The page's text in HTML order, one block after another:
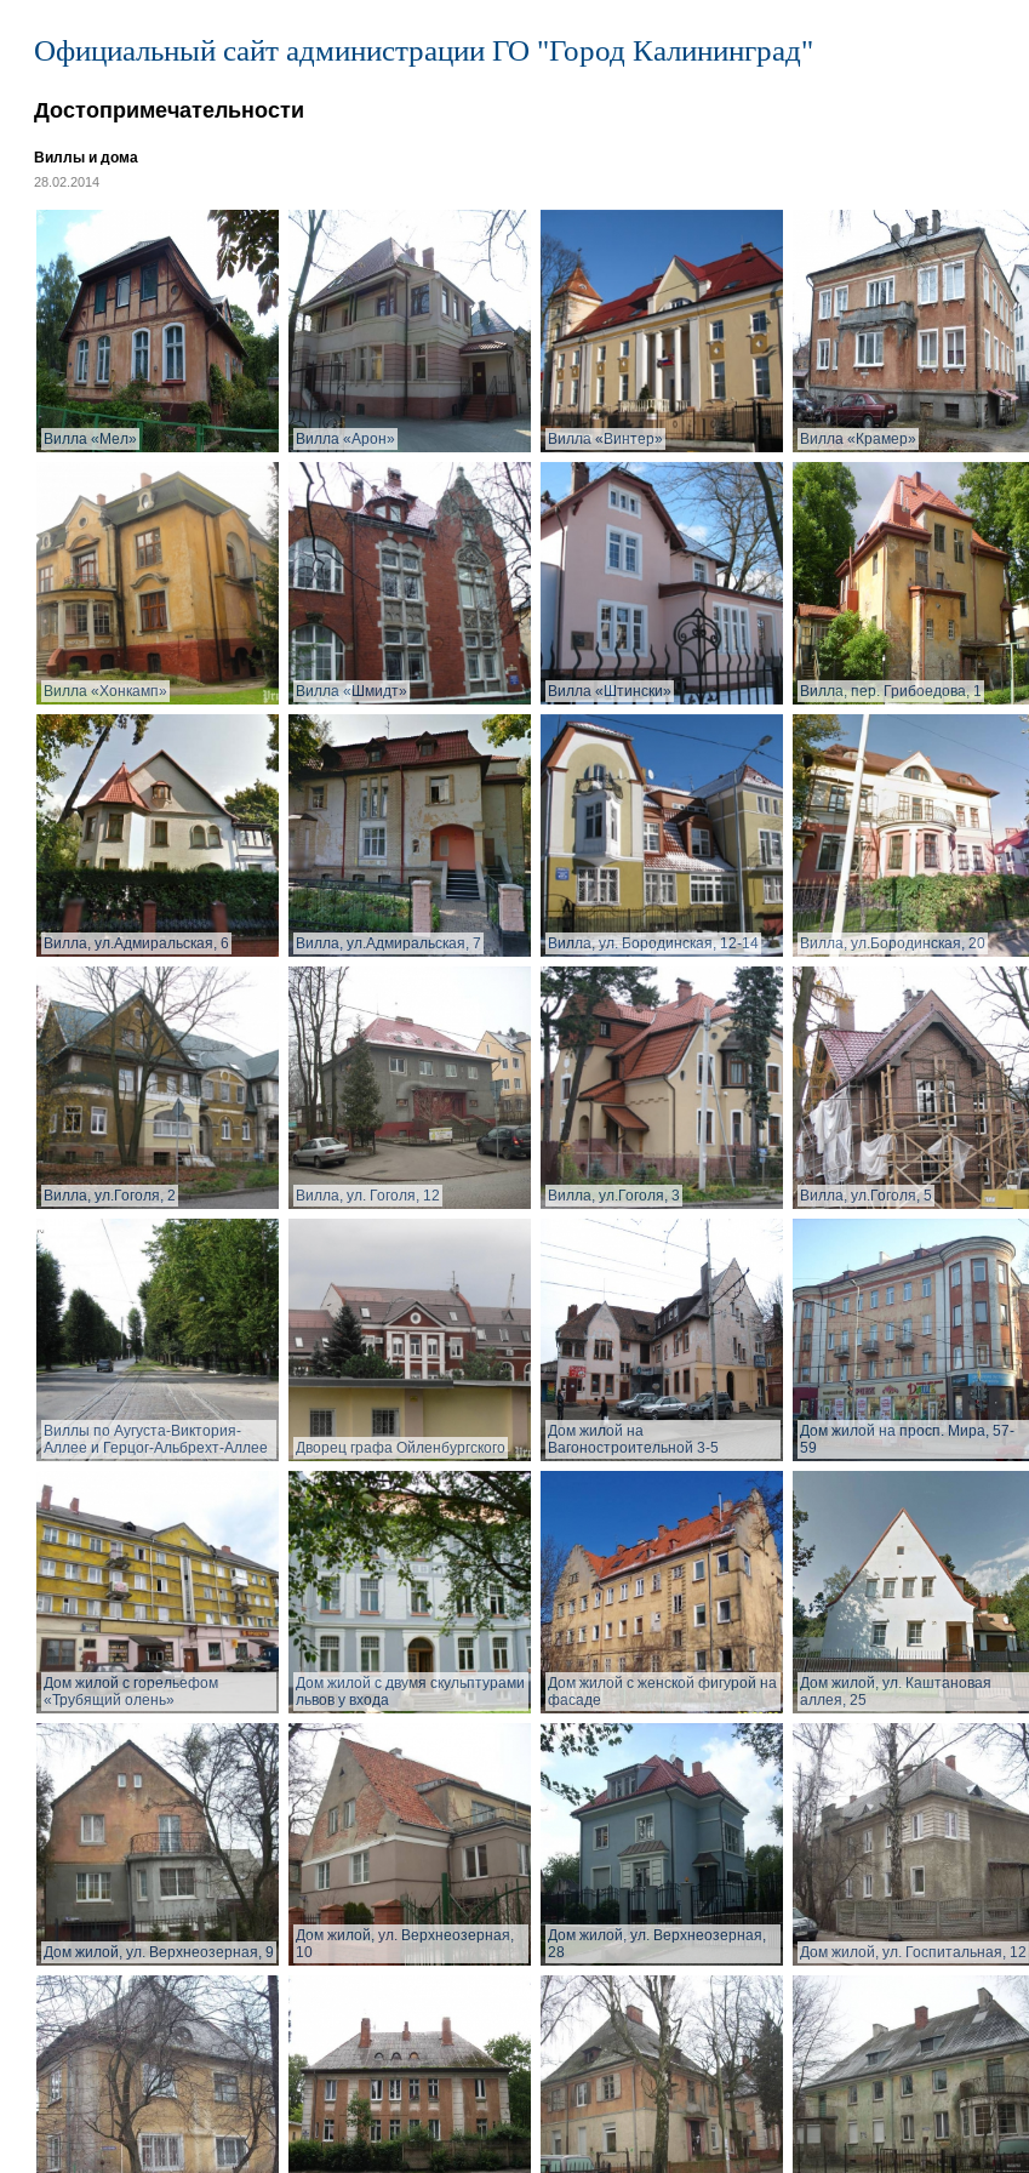
Официальный сайт администрации ГО "Город Калининград"
Достопримечательности
Виллы и дома
28.02.2014
Вилла «Мел» Вилла «Арон» Вилла «Винтер» Вилла «Крамер»
Вилла «Хонкамп» Вилла «Шмидт» Вилла «Штински» Вилла, пер. Грибоедова, 1
Вилла, ул.Адмиральская, 6 Вилла, ул.Адмиральская, 7 Вилла, ул. Бородинская, 12-14 Вилла, ул.Бородинская, 20
Вилла, ул.Гоголя, 2 Вилла, ул. Гоголя, 12 Вилла, ул.Гоголя, 3 Вилла, ул.Гоголя, 5
Виллы по Аугуста-Виктория-
Аллее и Герцог-Альбрехт-Аллее
Дворец графа Ойленбургского
Дом жилой на
Вагоностроительной 3-5
Дом жилой на просп. Мира, 57-
59
Дом жилой с горельефом
«Трубящий олень»
Дом жилой с двумя скульптурами
львов у входа
Дом жилой с женской фигурой на
фасаде
Дом жилой, ул. Каштановая
аллея, 25
Дом жилой, ул. Верхнеозерная, 9
Дом жилой, ул. Верхнеозерная,
10
Дом жилой, ул. Верхнеозерная,
28
Дом жилой, ул. Госпитальная, 12